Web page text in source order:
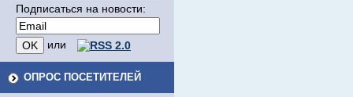
Подписаться на новости:
или
ОПРОС ПОСЕТИТЕЛЕЙ